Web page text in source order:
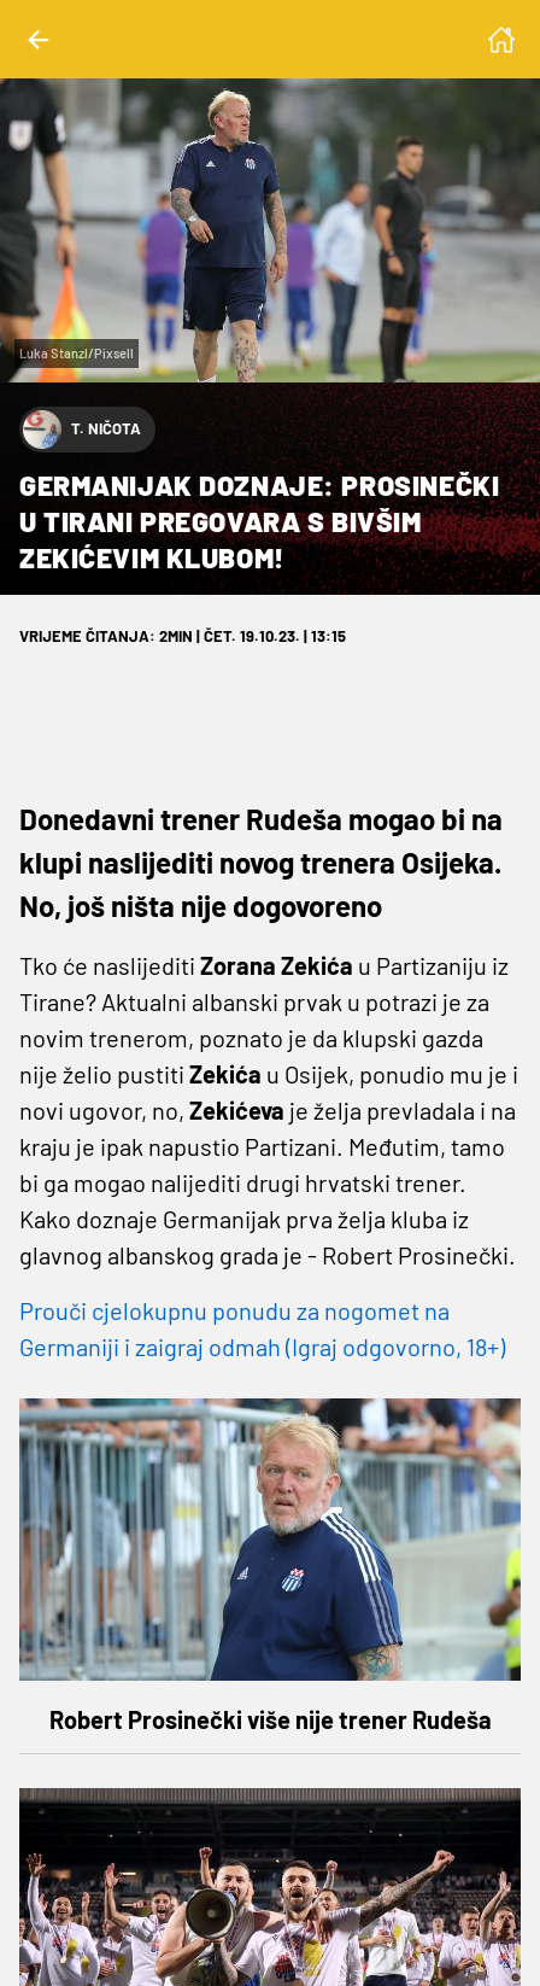
Luka Stanzl/Pixsell
T. NIČOTA
GERMANIJAK DOZNAJE: PROSINEČKI
U TIRANI PREGOVARA S BIVŠIM
ZEKIĆEVIM KLUBOM!
VRIJEME ČITANJA: 2MIN | ČET. 19.10.23. | 13:15
Donedavni trener Rudeša mogao bi na
klupi naslijediti novog trenera Osijeka.
No, još ništa nije dogovoreno
Tko će naslijediti Zorana Zekića u Partizaniju iz
Tirane? Aktualni albanski prvak u potrazi je za
novim trenerom, poznato je da klupski gazda
nije želio pustiti Zekića u Osijek, ponudio mu je i
novi ugovor, no, Zekićeva je želja prevladala i na
kraju je ipak napustio Partizani. Međutim, tamo
bi ga mogao nalijediti drugi hrvatski trener.
Kako doznaje Germanijak prva želja kluba iz
glavnog albanskog grada je - Robert Prosinečki.
Prouči cjelokupnu ponudu za nogomet na
Germaniji i zaigraj odmah (Igraj odgovorno, 18+)
Robert Prosinečki više nije trener Rudeša